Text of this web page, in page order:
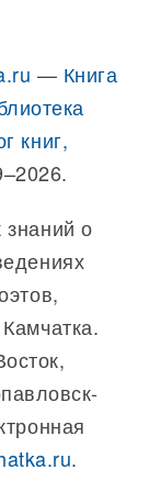
— Книга
книг,
о
.